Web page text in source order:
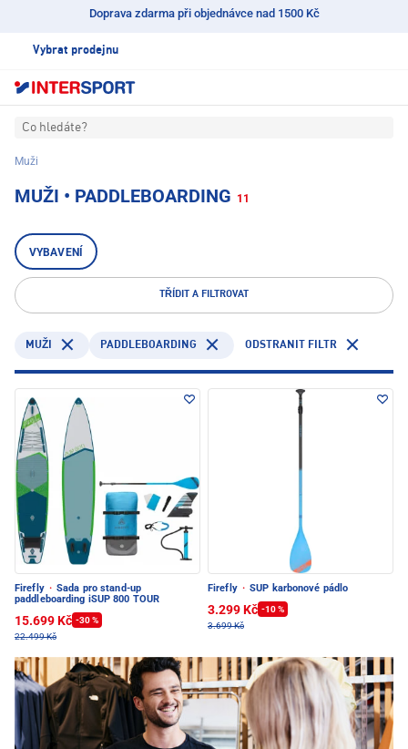
Doprava zdarma při objednávce nad 1500 Kč
Vybrat prodejnu
Co hledáte?
Muži
MUŽI • PADDLEBOARDING 11
VYBAVENÍ
TŘÍDIT A FILTROVAT
MUŽI PADDLEBOARDING ODSTRANIT FILTR
Firefly · Sada pro stand-up
paddleboarding iSUP 800 TOUR
15.699 Kč -30 %
22.499 Kč
Firefly · SUP karbonové pádlo
3.299 Kč -10 %
3.699 Kč